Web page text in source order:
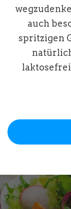
auch
spritzigen